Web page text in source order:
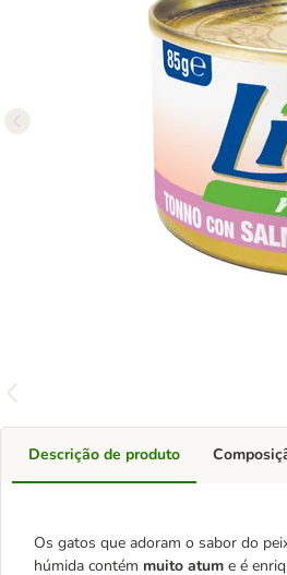
Descrição de produto
Os gatos que adoram o sabor do
húmida contém muito atum e é